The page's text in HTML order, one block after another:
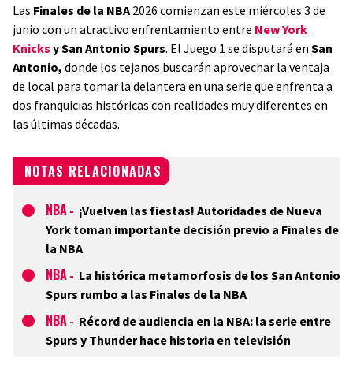
Las Finales de la NBA2026 comienzan este miércoles 3 de
junio con un atractivo enfrentamiento entre New York
Knicks y San Antonio Spurs. El Juego 1 se disputará en San
Antonio, donde los tejanos buscarán aprovechar la ventaja
de local para tomar la delantera en una serie que enfrenta a
dos franquicias históricas con realidades muy diferentes en
las últimas décadas.
NOTAS RELACIONADAS
NBA - ¡Vuelven las fiestas! Autoridades de Nueva
York toman importante decisión previo a Finales de
la NBA
NBA - La histórica metamorfosis de los San Antonio
Spurs rumbo a las Finales de la NBA
NBA - Récord de audiencia en la NBA: la serie entre
Spurs y Thunder hace historia en televisión